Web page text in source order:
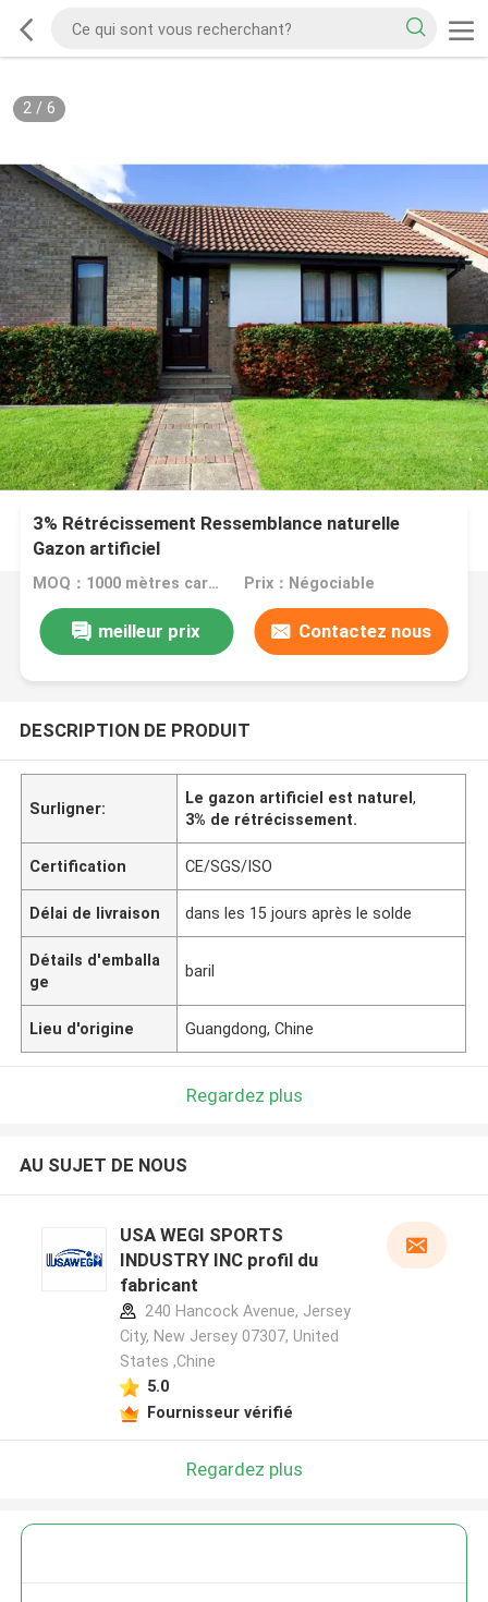
2/ 6
3% Rétrécissement Ressemblance naturelle
Gazon artificiel
MOQ：1000 mètres carrés Prix：Négociable
meilleur prix Contactez nous
DESCRIPTION DE PRODUIT
Surligner:
Le gazon artificiel est naturel,
3% de rétrécissement.
Certification CE/SGS/ISO
Délai de livraison dans les 15 jours après le solde
Détails d'emballa
ge
baril
Lieu d'origine Guangdong, Chine
Regardez plus
AU SUJET DE NOUS
USA WEGI SPORTS
INDUSTRY INC profil du
fabricant
240 Hancock Avenue, Jersey
City, New Jersey 07307, United
States ,Chine
5.0
Fournisseur vérifié
Regardez plus